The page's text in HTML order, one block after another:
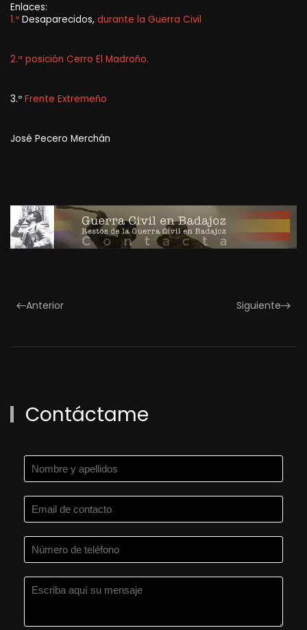
Enlaces:
1.º Desaparecidos, durante la Guerra Civil
2.ª posición Cerro El Madroño.
3.º Frente Extremeño
José Pecero Merchán
Anterior Siguiente
Contáctame